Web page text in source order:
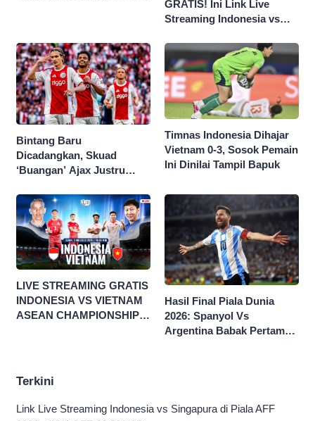
GRATIS! Ini Link Live
Streaming Indonesia vs
2026
Bintang Baru
Dicadangkan, Skuad
‘Buangan’ Ajax Justru
Timnas Indonesia Dihajar
Vietnam 0-3, Sosok Pemain
Ini Dinilai Tampil Bapuk
LIVE STREAMING GRATIS
INDONESIA VS VIETNAM
ASEAN CHAMPIONSHIP
Hasil Final Piala Dunia
2026: Spanyol Vs
Argentina Babak Pertama
Terkini
Link Live Streaming Indonesia vs Singapura di Piala AFF